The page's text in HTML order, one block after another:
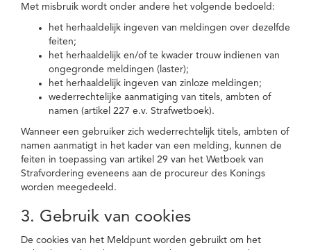
Met misbruik wordt onder andere het volgende bedoeld:
het herhaaldelijk ingeven van meldingen over dezelfde
feiten;
het herhaaldelijk en/of te kwader trouw indienen van
ongegronde meldingen (laster);
het herhaaldelijk ingeven van zinloze meldingen;
wederrechtelijke aanmatiging van titels, ambten of
namen (artikel 227 e.v. Strafwetboek).
Wanneer een gebruiker zich wederrechtelijk titels, ambten of
namen aanmatigt in het kader van een melding, kunnen de
feiten in toepassing van artikel 29 van het Wetboek van
Strafvordering eveneens aan de procureur des Konings
worden meegedeeld.
3. Gebruik van cookies
De cookies van het Meldpunt worden gebruikt om het